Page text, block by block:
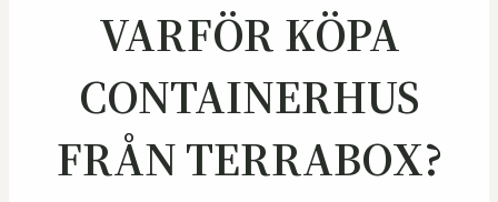
VARFÖR KÖPA
CONTAINERHUS
FRÅN TERRABOX?